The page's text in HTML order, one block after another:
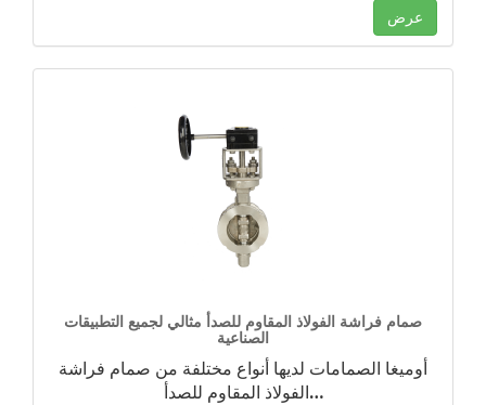
عرض
صمام فراشة الفولاذ المقاوم للصدأ مثالي لجميع التطبيقات
الصناعية
أوميغا الصمامات لديها أنواع مختلفة من صمام فراشة
الفولاذ المقاوم للصدأ…